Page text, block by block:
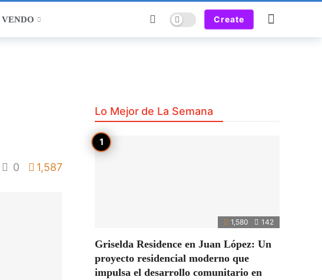
Dark mode Create
0 1,587
Lo Mejor de La Semana
1,580 142
Griselda Residence en Juan López: Un
proyecto residencial moderno que
impulsa el desarrollo comunitario en